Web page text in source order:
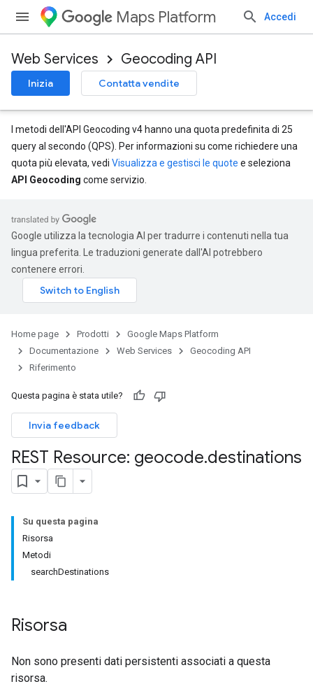
Maps Platform Accedi
Web Services Geocoding API
Inizia Contatta vendite
I metodi dell'API Geocoding v4 hanno una quota predefinita di 25
query al secondo (QPS). Per informazioni su come richiedere una
quota più elevata, vedi Visualizza e gestisci le quote e seleziona
API Geocoding come servizio.
Google utilizza la tecnologia AI per tradurre i contenuti nella tua
lingua preferita. Le traduzioni generate dall'AI potrebbero
contenere errori.
Home page Prodotti
Google Maps Platform
Documentazione
Web Services
Geocoding API
Riferimento
Questa pagina è stata utile?
Invia feedback
REST Resource: geocode.destinations
Su questa pagina
Risorsa
Metodi
searchDestinations
Risorsa
Non sono presenti dati persistenti associati a questa
risorsa.